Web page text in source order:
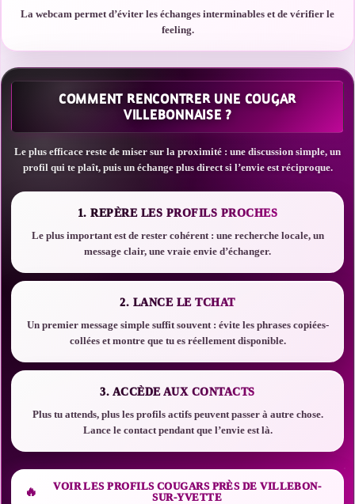
La webcam permet d’éviter les échanges interminables et de vérifier le
feeling.
COMMENT RENCONTRER UNE COUGAR
VILLEBONNAISE ?
Le plus efficace reste de miser sur la proximité : une discussion simple, un
profil qui te plaît, puis un échange plus direct si l’envie est réciproque.
1. REPÈRE LES PROFILS PROCHES
Le plus important est de rester cohérent : une recherche locale, un
message clair, une vraie envie d’échanger.
2. LANCE LE TCHAT
Un premier message simple suffit souvent : évite les phrases copiées-
collées et montre que tu es réellement disponible.
3. ACCÈDE AUX CONTACTS
Plus tu attends, plus les profils actifs peuvent passer à autre chose.
Lance le contact pendant que l’envie est là.
VOIR LES PROFILS COUGARS PRÈS DE VILLEBON-
SUR-YVETTE